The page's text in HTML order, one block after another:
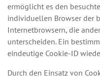
ermöglicht es den
individuellen Browser der
Internetbrowsern, die
unterscheiden. Ein
eindeutige Cookie-ID
Durch den Einsatz von